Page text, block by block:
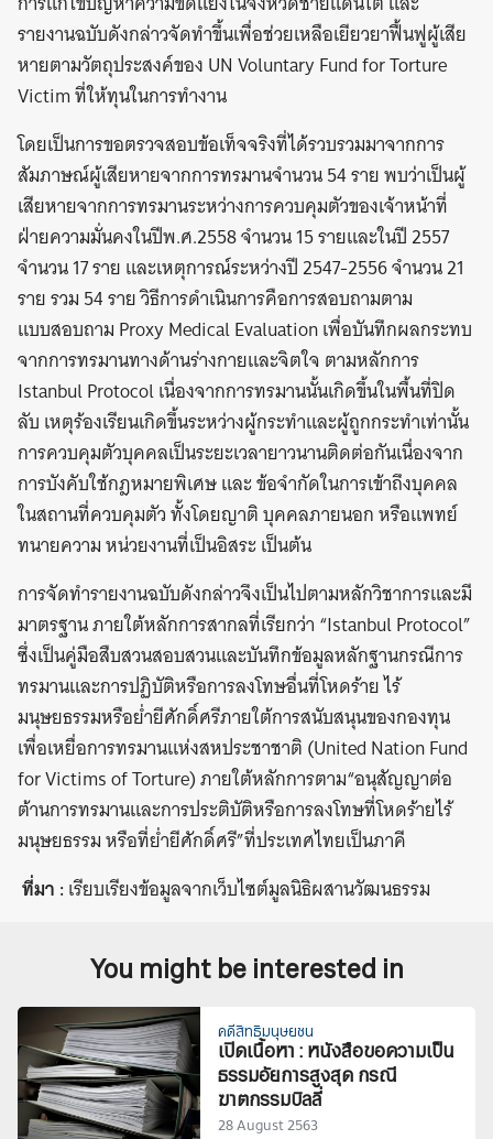
รายงานฉบับดังกล่าวจัดทำขึ้นเพื่อช่วยเหลือเยียวยาฟื้นฟูผู้เสีย
หายตามวัตถุประสงค์ของ UN Voluntary Fund for Torture
Victim ที่ให้ทุนในการทำงาน
โดยเป็นการขอตรวจสอบข้อเท็จจริงที่ได้รวบรวมมาจากการ
สัมภาษณ์ผู้เสียหายจากการทรมานจำนวน 54 ราย พบว่าเป็นผู้
เสียหายจากการทรมานระหว่างการควบคุมตัวของเจ้าหน้าที่
ฝ่ายความมั่นคงในปีพ.ศ.2558 จำนวน 15 รายและในปี 2557
จำนวน 17 ราย และเหตุการณ์ระหว่างปี 2547-2556 จำนวน 21
ราย รวม 54 ราย วิธีการดำเนินการคือการสอบถามตาม
แบบสอบถาม Proxy Medical Evaluation เพื่อบันทึกผลกระทบ
จากการทรมานทางด้านร่างกายและจิตใจ ตามหลักการ
Istanbul Protocol เนื่องจากการทรมานนั้นเกิดขึ้นในพื้นที่ปิด
ลับ เหตุร้องเรียนเกิดขึ้นระหว่างผู้กระทำและผู้ถูกกระทำเท่านั้น
การควบคุมตัวบุคคลเป็นระยะเวลายาวนานติดต่อกันเนื่องจาก
การบังคับใช้กฎหมายพิเศษ และ ข้อจำกัดในการเข้าถึงบุคคล
ในสถานที่ควบคุมตัว ทั้งโดยญาติ บุคคลภายนอก หรือแพทย์
ทนายความ หน่วยงานที่เป็นอิสระ เป็นต้น
การจัดทำรายงานฉบับดังกล่าวจึงเป็นไปตามหลักวิชาการและมี
มาตรฐาน ภายใต้หลักการสากลที่เรียกว่า “Istanbul Protocol”
ซึ่งเป็นคู่มือสืบสวนสอบสวนและบันทึกข้อมูลหลักฐานกรณีการ
ทรมานและการปฏิบัติหรือการลงโทษอื่นที่โหดร้าย ไร้
มนุษยธรรมหรือย่ำยีศักดิ์ศรีภายใต้การสนับสนุนของกองทุน
เพื่อเหยื่อการทรมานแห่งสหประชาชาติ (United Nation Fund
for Victims of Torture) ภายใต้หลักการตาม“อนุสัญญาต่อ
ต้านการทรมานและการประติบัติหรือการลงโทษที่โหดร้ายไร้
มนุษยธรรม หรือที่ย่ำยีศักดิ์ศรี”ที่ประเทศไทยเป็นภาคี
ที่มา :เรียบเรียงข้อมูลจากเว็บไซต์มูลนิธิผสานวัฒนธรรม
You might be interested in
คดีสิทธิมนุษยชน
เปิดเนื้อหา : หนังสือขอความเป็น
ธรรมอัยการสูงสุด กรณี
ฆาตกรรมบิลลี่
28 August 2563